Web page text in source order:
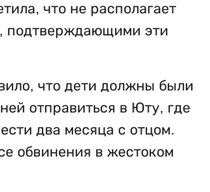
что не располагает
подтверждающими эти
что дети должны были
отправиться в Юту, где
два месяца с отцом.
обвинения в жестоком